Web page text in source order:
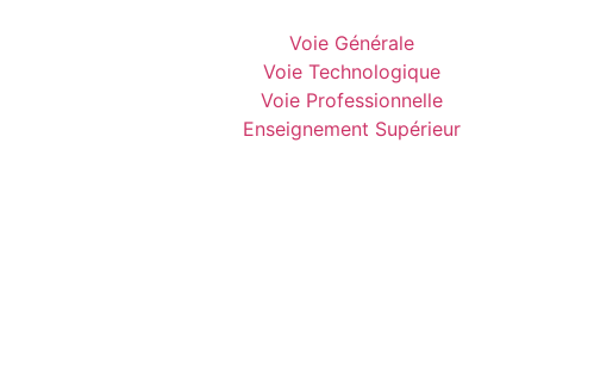
Voie Générale
Voie Technologique
Voie Professionnelle
Enseignement Supérieur